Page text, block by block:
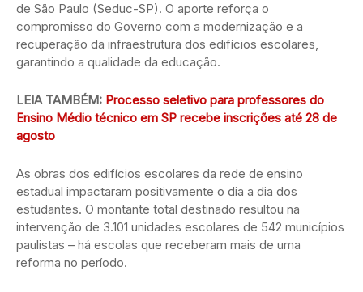
de São Paulo (Seduc-SP). O aporte reforça o
compromisso do Governo com a modernização e a
recuperação da infraestrutura dos edifícios escolares,
garantindo a qualidade da educação.
LEIA TAMBÉM: Processo seletivo para professores do
Ensino Médio técnico em SP recebe inscrições até 28 de
agosto
As obras dos edifícios escolares da rede de ensino
estadual impactaram positivamente o dia a dia dos
estudantes. O montante total destinado resultou na
intervenção de 3.101 unidades escolares de 542 municípios
paulistas – há escolas que receberam mais de uma
reforma no período.